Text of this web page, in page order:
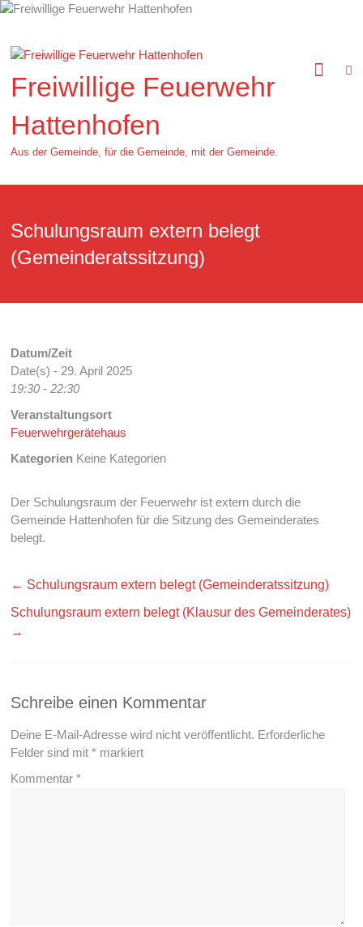
Zum
springen
Freiwillige Feuerwehr
Hattenhofen
Aus der Gemeinde, für die Gemeinde, mit der Gemeinde.
Schulungsraum extern belegt
(Gemeinderatssitzung)
Datum/Zeit
Date(s) - 29. April 2025
19:30 - 22:30
Veranstaltungsort
Feuerwehrgerätehaus
Kategorien Keine Kategorien
Der Schulungsraum der Feuerwehr ist extern durch die
Gemeinde Hattenhofen für die Sitzung des Gemeinderates
belegt.
← Schulungsraum extern belegt (Gemeinderatssitzung)
Schulungsraum extern belegt (Klausur des Gemeinderates)
→
Schreibe einen Kommentar
Deine E-Mail-Adresse wird nicht veröffentlicht. Erforderliche
Felder sind mit* markiert
Kommentar*